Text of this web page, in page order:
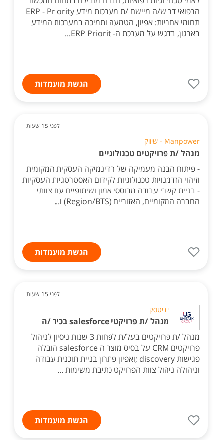
הרפואי דרוש/ה מיישם /ת מערכות מידע ERP - Priority
תחומי אחריות: אפיון, הטמעה ותמיכה במערכות המידע
בארגון, בדגש על מערכת ה- ERP Priorit...
הגשת מועמדות
לפני 15 שעות
Manpower - שיווק
מנהל /ת פרויקטים טכנולוגיים
- פיתוח הבנה מעמיקה של הדינמיקה העסקית המקומית
וזיהוי הזדמנויות טכנולוגיות לקידום האסטרטגיות העסקיות
- בניית קשרי עבודה מבוססי אמון ושיתופיים עם צוותי
החברה המקומיים, האזוריים (Region/BTS) ו...
הגשת מועמדות
לפני 15 שעות
יוניטסק
מנהל /ת פרויקטי salesforce בכיר /ה
מנהל /ת פרויקטים בעל/ת לפחות 3 שנות ניסיון לניהול
פרויקטים CRM על בסיס מוצר ה salesforce הובלה
פגישות discovery ;ואפיון פתרון בניית תוכנית עבודה
וניהולה ניהול צוות הפרויקט כתיבת משימות ...
הגשת מועמדות